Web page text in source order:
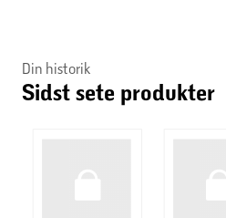
OEKO-TEX® standard 100:
OEKO-TEX® STANDARD 100-
Din historik
Sidst sete produkter